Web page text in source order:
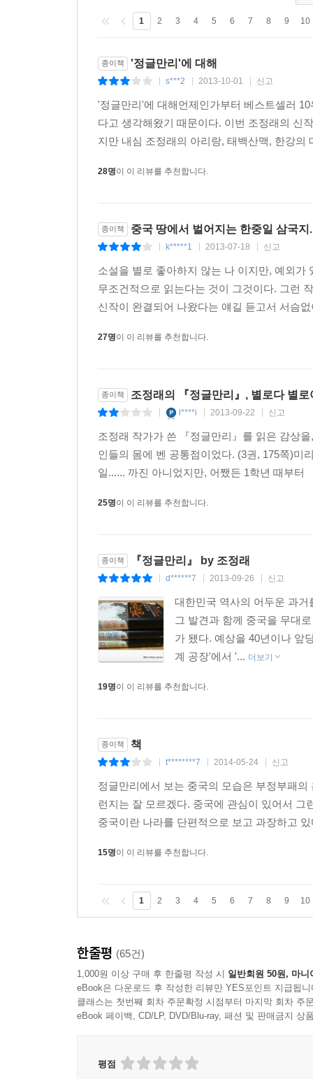
1 2 3 4 5 6 7 8 9 10
종이책 '정글만리'에 대해
s***2 2013-10-01 신고
'정글만리'에 대해언제인가부터 베스트셀러
다고 생각해왔기 때문이다. 이번 조정래의 신
지만 내심 조정래의 아리랑, 태백산맥, 한강
28명이 이 리뷰를 추천합니다.
종이책 중국 땅에서 벌어지는 한중일 삼국지
k*****1 2013-07-18 신고
소설을 별로 좋아하지 않는 나 이지만, 예외
무조건적으로 읽는다는 것이 그것이다. 그런
신작이 완결되어 나왔다는 얘길 듣고서 서슴
27명이 이 리뷰를 추천합니다.
종이책 조정래의 『정글만리』, 별로다 별로
l****i 2013-09-22 신고
조정래 작가가 쓴 『정글만리』를 읽은 감상
인들의 몸에 벤 공통점이었다. (3권, 175쪽)미
일...... 까진 아니었지만, 어쨌든 1학년 때부
25명이 이 리뷰를 추천합니다.
종이책 『정글만리』 by 조정래
d******7 2013-09-26 신고
대한민국 역사의 어두운 과
그 발견과 함께 중국을 무대
가 됐다. 예상을 40년이나 앞
계 공장'에서 '... 더보기
19명이 이 리뷰를 추천합니다.
종이책 책
t********7 2014-05-24 신고
정글만리에서 보는 중국의 모습은 부정부패
런지는 잘 모르겠다. 중국에 관심이 있어서
중국이란 나라를 단편적으로 보고 과장하고
15명이 이 리뷰를 추천합니다.
1 2 3 4 5 6 7 8 9 10
한줄평 (65건)
1,000원 이상 구매 후 한줄평 작성 시 일반회원 50원, 마니
eBook은 다운로드 후 작성한 리뷰만 YES포인트 지급됩니
클래스는 첫번째 회차 주문확정 시점부터 마지막 회차 주
eBook 페이백, CD/LP, DVD/Blu-ray, 패션 및 판매금지 상
평점